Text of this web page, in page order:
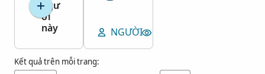
ngư
ời
này
NGƯỜI
Kết quả trên mỗi trang: